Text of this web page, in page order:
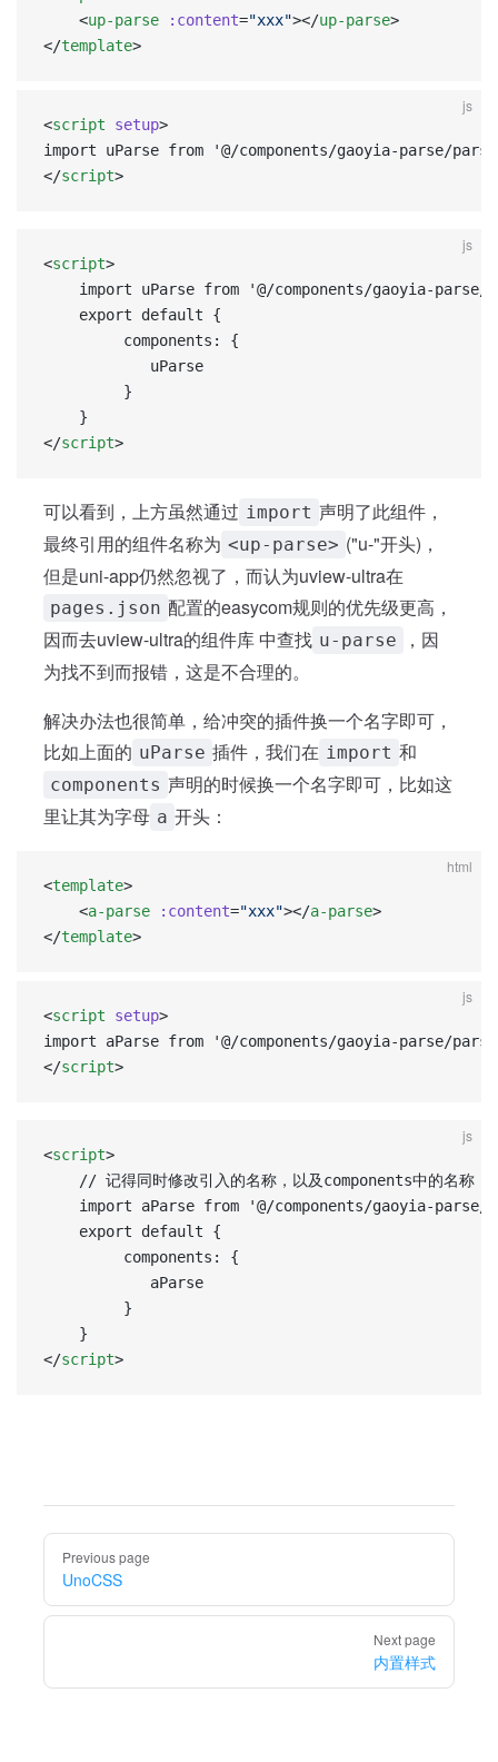
    <
up-parse :content="xxx"></up-parse>
</template>
js
<script setup>
import uParse from '@/components/gaoyia-parse/
</script>
js
<script>
import uParse from '@/components/gaoyia-parse/
	export default {
		 components: {
			uParse
		 }
	}
</script>
可以看到，上方虽然通过 import 声明了此组件，
最终引用的组件名称为 <up-parse> ("u-"开头)，
但是uni-app仍然忽视了，而认为uview-ultra在
pages.json 配置的easycom规则的优先级更高，
因而去uview-ultra的组件库 中查找 u-parse
，因
为找不到而报错，这是不合理的。
解决办法也很简单，给冲突的插件换一个名字即可，
比如上面的 uParse 插件，我们在 import 和
components 声明的时候换一个名字即可，比如这
里让其为字母 a 开头：
html
<template>
    <
a-parse :content="xxx"></a-parse>
</template>
js
<script setup>
import aParse from '@/components/gaoyia-parse/
</script>
js
<script>
	// 记得同时修改引入的名称，以及components中的名称
import aParse from '@/components/gaoyia-parse/
	export default {
		 components: {
			aParse
		 }
	}
</script>
PagerPrevious page
UnoCSS
Next page
内置样式